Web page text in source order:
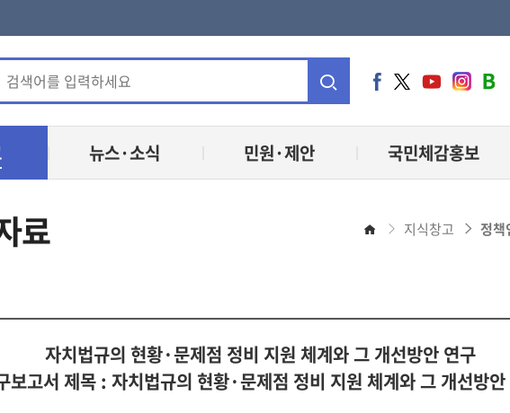
통
페
스
북
트
터
유
브
타
그
버
뉴스·소식 민원·제안 국민체감홍보
료 홈 지식창고 정책
자치법규의 현황·문제점 정비 지원 체계와 그 개선방안 연구
보고서 제목 : 자치법규의 현황·문제점 정비 지원 체계와 그 개선방